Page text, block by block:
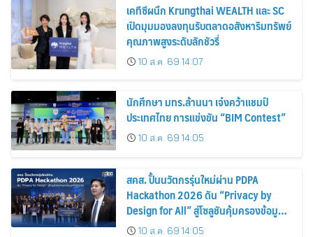
เคทีซีผนึก Krungthai WEALTH และ SC
เปิดมุมมองลงทุนรับตลาดอสังหาริมทรัพย์
คุณภาพสูงระดับลักชัวรี่
10 ส.ค. 69 14:07
นักศึกษา มทร.ล้านนา เจ๋งคว้าแชมป์
ประเทศไทย การแข่งขัน “BIM Contest”
10 ส.ค. 69 14:05
สคส. ปั้นนวัตกรรุ่นใหม่ผ่าน PDPA
Hackathon 2026 ดัน “Privacy by
Design for All” สู่โซลูชันคุ้มครองข้อมูล
ส่วนบุคคลที่ใช้ได้จริง
10 ส.ค. 69 14:05